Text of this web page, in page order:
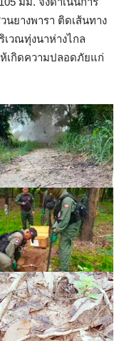
ยางพารา ติดเส้นทาง
วณทุ่งนาห่างไกล
เกิดความปลอดภัยแก่